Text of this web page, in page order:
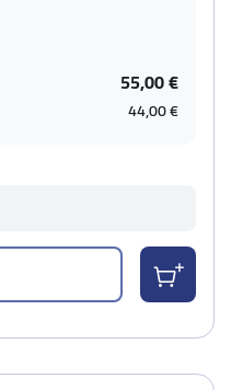
55,00 €
44,00 €